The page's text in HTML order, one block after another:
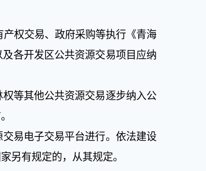
权交易、政府采购等执行《青海
各开发区公共资源交易项目应纳
等其他公共资源交易逐步纳入公
易电子交易平台进行。依法建设
另有规定的，从其规定。